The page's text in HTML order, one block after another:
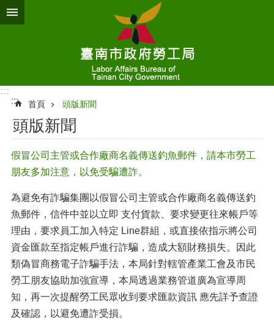
跳到主要內容區塊
:::
:::
首頁 頭版新聞
頭版新聞
假冒公司主管或合作廠商名義傳送釣魚郵件，請本市勞工
朋友多加注意，以免受騙遭詐。
為避免有詐騙集團以假冒公司主管或合作廠商名義傳送釣
魚郵件，信件中並以立即 支付貨款、要求變更往來帳戶等
理由，要求員工加入特定 Line群組，或直接依指示將公司
資金匯款至指定帳戶進行詐騙，造成大額財務損失。因此
類偽冒商務電子詐騙手法，本局針對轄管產業工會及市民
勞工朋友協助加強宣導，本局透過業務管道廣為宣導周
知，再一次提醒勞工民眾收到要求匯款資訊 應先詳予查證
及確認，以避免遭詐受損。